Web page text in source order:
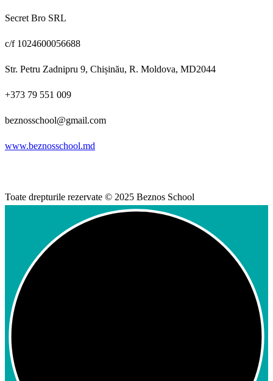
Secret Bro SRL
c/f 1024600056688
Str. Petru Zadnipru 9, Chișinău, R. Moldova, MD2044
+373 79 551 009
beznosschool@gmail.com
www.beznosschool.md
Toate drepturile rezervate © 2025 Beznos School